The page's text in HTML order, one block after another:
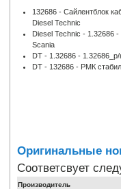
132686 - Сайлентблок
Diesel Technic
Diesel Technic - 1.32686
Scania
DT - 1.32686 -
DT - 132686 - РМК
Оригинальные
Соответсвует
Производитель